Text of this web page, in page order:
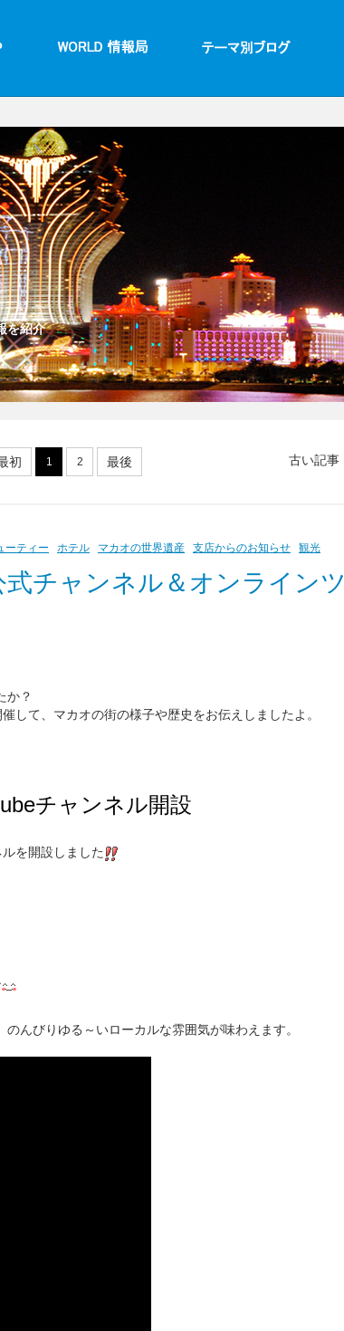
を紹介
初 1 2 最後 古い記事
ーティー ホテル マカオの世界遺産 支店からのお知らせ
観光
チャンネル＆オンラインツ
か？
して、マカオの街の様子や歴史をお伝えしましたよ。
チャンネル開設
を開設しました
んびりゆる～いローカルな雰囲気が味わえます。